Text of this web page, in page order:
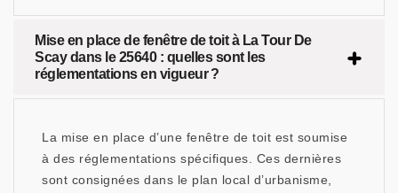
Mise en place de fenêtre de toit à La Tour De
Scay dans le 25640 : quelles sont les
réglementations en vigueur ?
La mise en place d’une fenêtre de toit est soumise
à des réglementations spécifiques. Ces dernières
sont consignées dans le plan local d’urbanisme,